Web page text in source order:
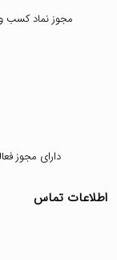
مجوز نماد کسب
دارای مجوز
اطلاعات تماس